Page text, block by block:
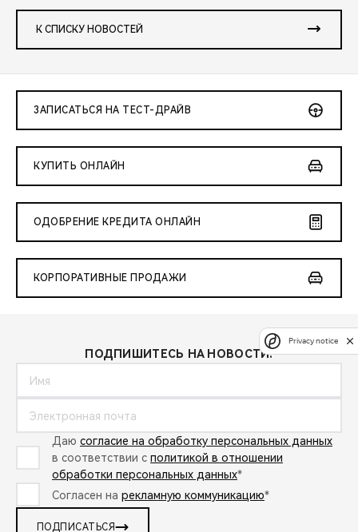
К СПИСКУ НОВОСТЕЙ
ЗАПИСАТЬСЯ НА ТЕСТ-ДРАЙВ
КУПИТЬ ОНЛАЙН
ОДОБРЕНИЕ КРЕДИТА ОНЛАЙН
КОРПОРАТИВНЫЕ ПРОДАЖИ
ПОДПИШИТЕСЬ НА НОВОСТИ:
Даю согласие на обработку персональных данных
в соответствии с политикой в отношении
обработки персональных данных*
Согласен на рекламную коммуникацию*
ПОДПИСАТЬСЯ
Privacy notice